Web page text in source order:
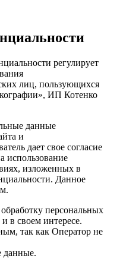
регулирует
лиц, пользующихся
ИП Котенко
данные
и
дает свое согласие
использование
изложенных в
Данное
обработку персональных
в своем интересе.
так как Оператор не
данные.